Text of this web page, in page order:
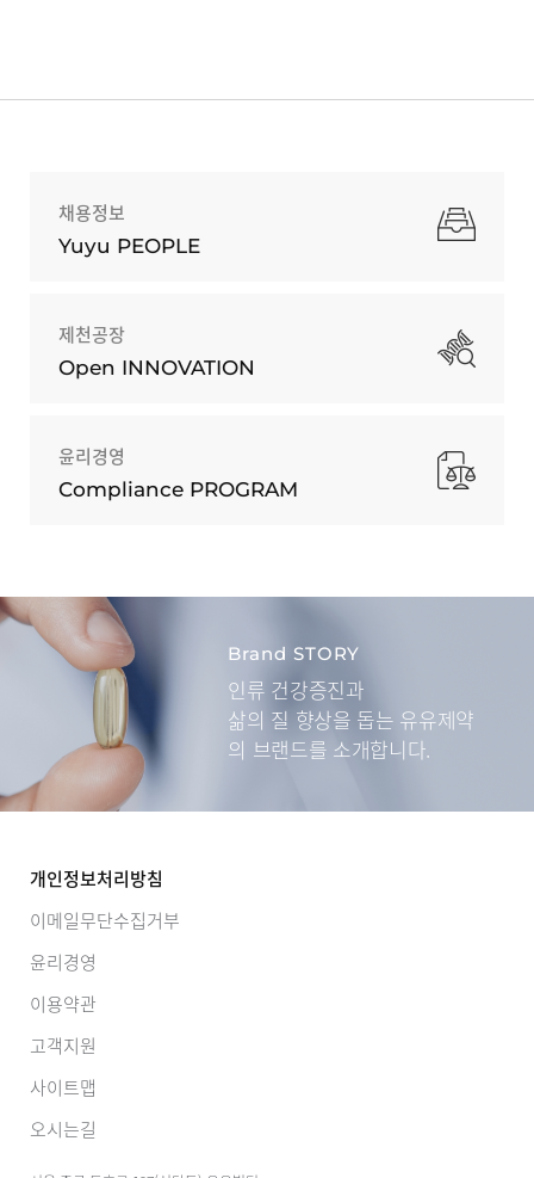
채용정보
Yuyu PEOPLE
제천공장
Open INNOVATION
윤리경영
Compliance PROGRAM
Brand STORY
인류 건강증진과
삶의 질 향상을 돕는 유유제약
의 브랜드를 소개합니다.
개인정보처리방침
이메일무단수집거부
윤리경영
이용약관
고객지원
사이트맵
오시는길